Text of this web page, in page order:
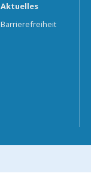
Aktuelles
Barrierefreiheit